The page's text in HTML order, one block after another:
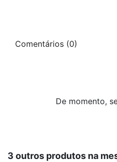
Comentários (0)
De momento,
3 outros produtos na